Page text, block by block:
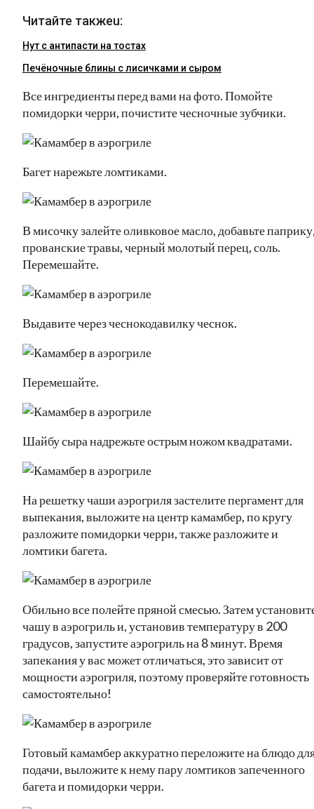
Читайте такжеu:
Нут с антипасти на тостах
Печёночные блины с лисичками и сыром
Все ингредиенты перед вами на фото. Помойте
помидорки черри, почистите чесночные зубчики.
Багет нарежьте ломтиками.
В мисочку залейте оливковое масло, добавьте
прованские травы, черный молотый перец, соль.
Перемешайте.
Выдавите через чеснокодавилку чеснок.
Перемешайте.
Шайбу сыра надрежьте острым ножом квадратами.
На решетку чаши аэрогриля застелите пергамент для
выпекания, выложите на центр камамбер, по кругу
разложите помидорки черри, также разложите и
ломтики багета.
Обильно все полейте пряной смесью. Затем
чашу в аэрогриль и, установив температуру в 200
градусов, запустите аэрогриль на 8 минут. Время
запекания у вас может отличаться, это зависит от
мощности аэрогриля, поэтому проверяйте готовность
самостоятельно!
Готовый камамбер аккуратно переложите на блюдо
подачи, выложите к нему пару ломтиков запеченного
багета и помидорки черри.